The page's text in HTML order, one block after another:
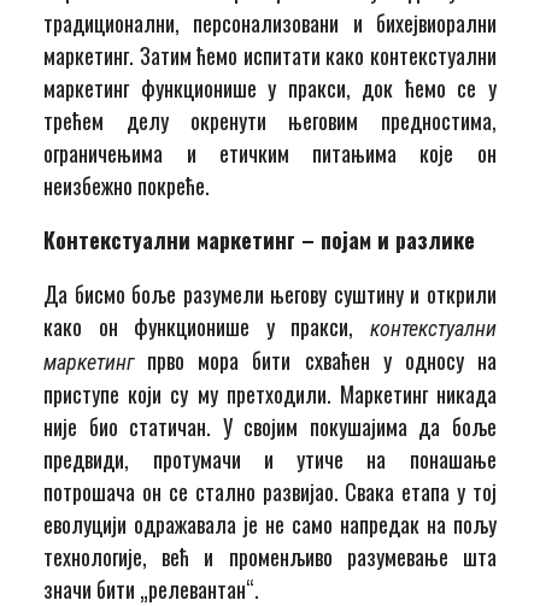
традиционални, персонализовани и бихејвиорални
маркетинг. Затим ћемо испитати како контекстуални
маркетинг функционише у пракси, док ћемо се у
трећем делу окренути његовим предностима,
ограничењима и етичким питањима које он
неизбежно покреће.
Контекстуални маркетинг – појам и разлике
Да бисмо боље разумели његову суштину и открили
како он функционише у пракси,
контекстуални
маркетингпрво мора бити схваћен у односу на
приступе који су му претходили. Маркетинг никада
није био статичан. У својим покушајима да боље
предвиди, протумачи и утиче на понашање
потрошача он се стално развијао. Свака етапа у тој
еволуцији одражавала је не само напредак на пољу
технологије, већ и променљиво разумевање шта
значи бити „релевантан“.